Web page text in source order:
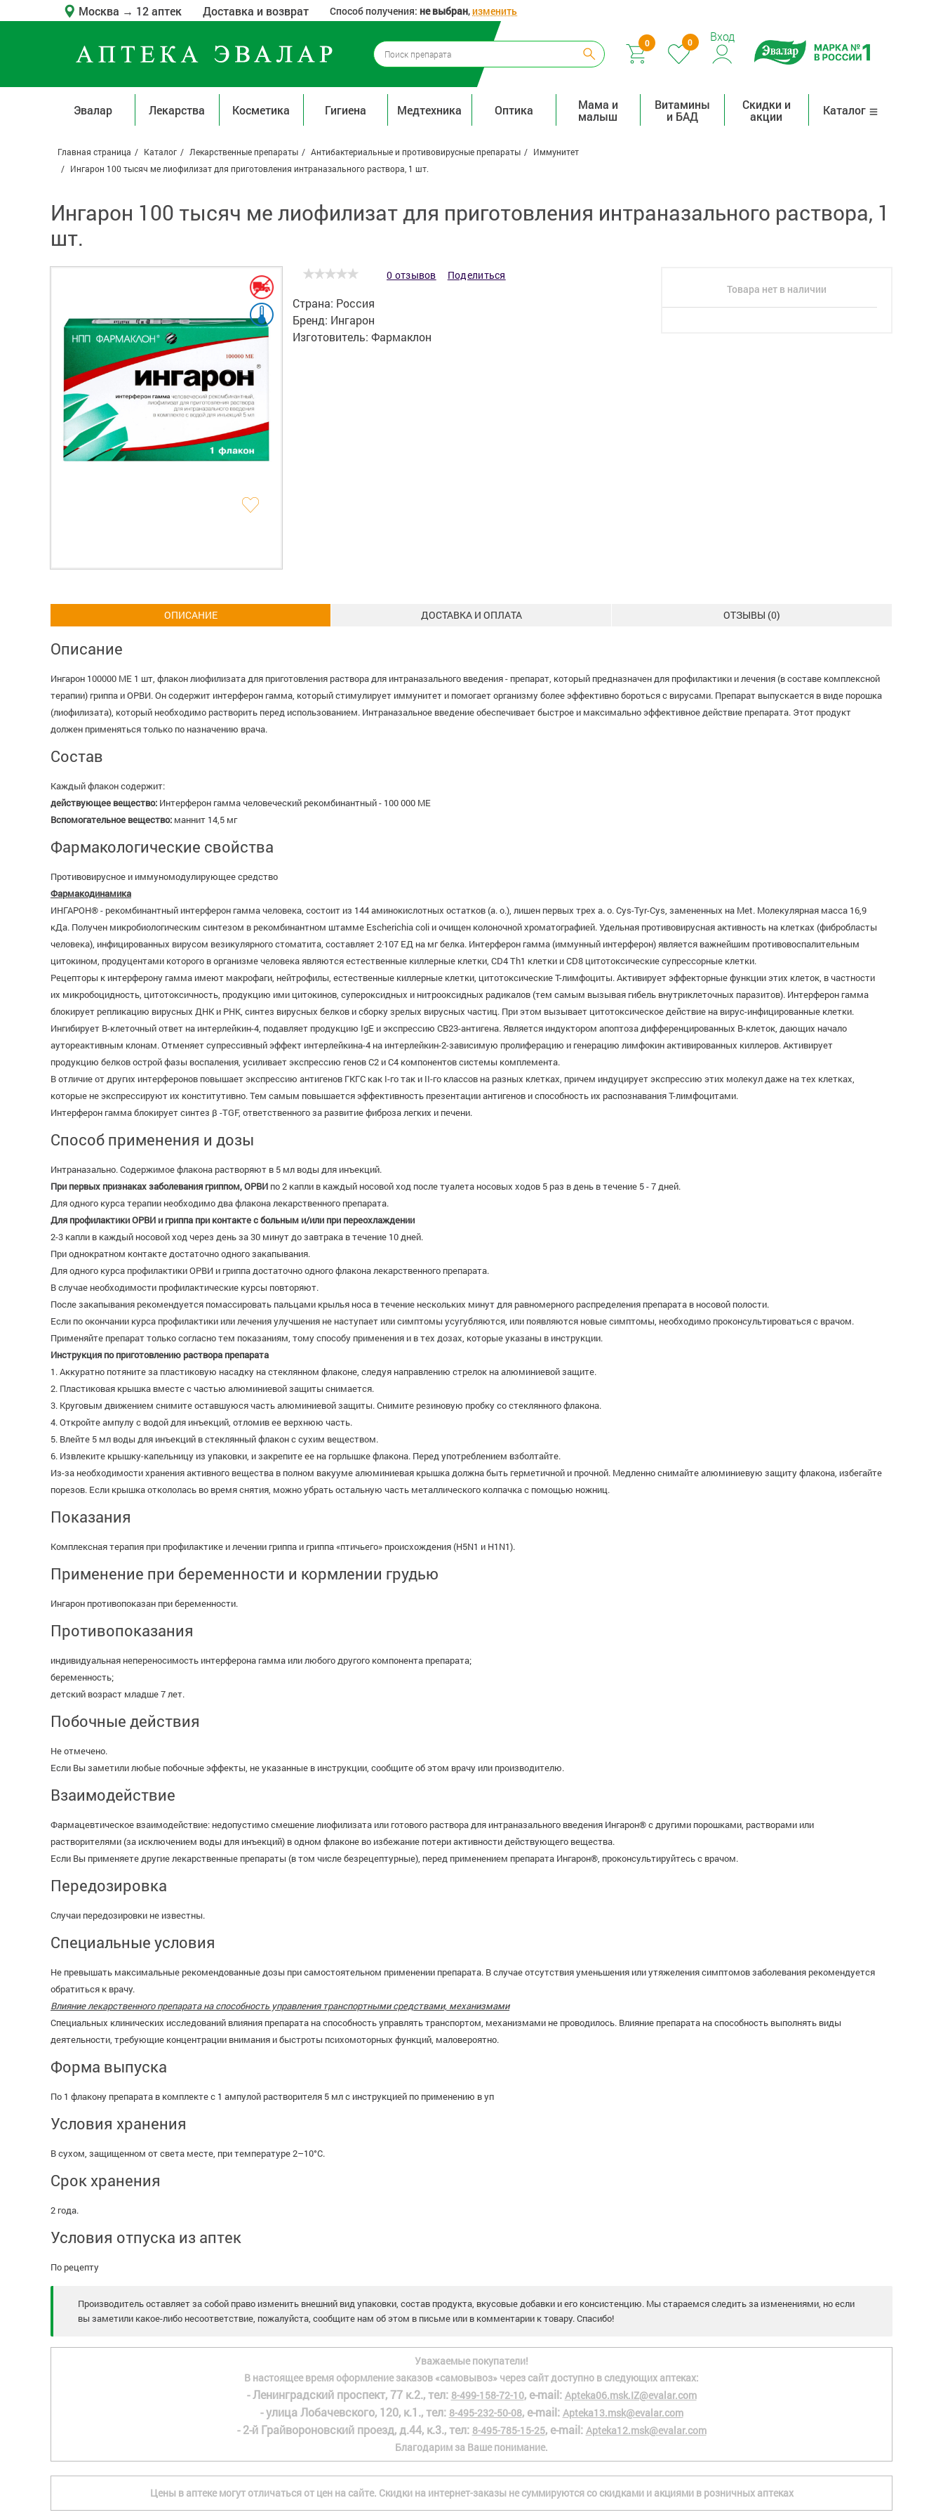
Москва → 12 аптек Доставка и возврат Способ получения: не выбран,изменить
0 0 Вход
Эвалар Лекарства Косметика Гигиена Медтехника Оптика
Мама и
малыш
Витамины
и БАД
Скидки и
акции
Каталог
Главная страница Каталог Лекарственные препараты Антибактериальные и противовирусные препараты
Иммунитет
Ингарон 100 тысяч ме лиофилизат для приготовления интраназального раствора, 1 шт.
Ингарон 100 тысяч ме лиофилизат для приготовления интраназального раствора, 1
шт.
0 отзывов Поделиться
Страна: Россия
Бренд: Ингарон
Изготовитель: Фармаклон
Товара нет в наличии
ОПИСАНИЕ ДОСТАВКА И ОПЛАТА ОТЗЫВЫ (0)
Описание
Ингарон 100000 МЕ 1 шт, флакон лиофилизата для приготовления раствора для интраназального введения - препарат, который предназначен для профилактики и лечения (в составе комплексной
терапии) гриппа и ОРВИ. Он содержит интерферон гамма, который стимулирует иммунитет и помогает организму более эффективно бороться с вирусами. Препарат выпускается в виде порошка
(лиофилизата), который необходимо растворить перед использованием. Интраназальное введение обеспечивает быстрое и максимально эффективное действие препарата. Этот продукт
должен применяться только по назначению врача.
Состав
Каждый флакон содержит:
действующее вещество: Интерферон гамма человеческий рекомбинантный - 100 000 МЕ
Вспомогательное вещество: маннит 14,5 мг
Фармакологические свойства
Противовирусное и иммуномодулирующее средство
Фармакодинамика
ИНГАРОН® - рекомбинантный интерферон гамма человека, состоит из 144 аминокислотных остатков (а. о.), лишен первых трех а. о. Cys-Tyr-Cys, замененных на Met. Молекулярная масса 16,9
кДа. Получен микробиологическим синтезом в рекомбинантном штамме Escherichia coli и очищен колоночной хроматографией. Удельная противовирусная активность на клетках (фибробласты
человека), инфицированных вирусом везикулярного стоматита, составляет 2·107 ЕД на мг белка. Интерферон гамма (иммунный интерферон) является важнейшим противовоспалительным
цитокином, продуцентами которого в организме человека являются естественные киллерные клетки, CD4 Th1 клетки и CD8 цитотоксические супрессорные клетки.
Рецепторы к интерферону гамма имеют макрофаги, нейтрофилы, естественные киллерные клетки, цитотоксические Т-лимфоциты. Активирует эффекторные функции этих клеток, в частности
их микробоцидность, цитотоксичность, продукцию ими цитокинов, супероксидных и нитрооксидных радикалов (тем самым вызывая гибель внутриклеточных паразитов). Интерферон гамма
блокирует репликацию вирусных ДНК и РНК, синтез вирусных белков и сборку зрелых вирусных частиц. При этом вызывает цитотоксическое действие на вирус-инфицированные клетки.
Ингибирует В-клеточный ответ на интерлейкин-4, подавляет продукцию IgE и экспрессию СВ23-антигена. Является индуктором апоптоза дифференцированных В-клеток, дающих начало
аутореактивным клонам. Отменяет супрессивный эффект интерлейкина-4 на интерлейкин-2-зависимую пролиферацию и генерацию лимфокин активированных киллеров. Активирует
продукцию белков острой фазы воспаления, усиливает экспрессию генов C2 и C4 компонентов системы комплемента.
В отличие от других интерферонов повышает экспрессию антигенов ГКГС как I-го так и II-го классов на разных клетках, причем индуцирует экспрессию этих молекул даже на тех клетках,
которые не экспрессируют их конститутивно. Тем самым повышается эффективность презентации антигенов и способность их распознавания Т-лимфоцитами.
Интерферон гамма блокирует синтез β -TGF, ответственного за развитие фиброза легких и печени.
Способ применения и дозы
Интраназально. Содержимое флакона растворяют в 5 мл воды для инъекций.
При первых признаках заболевания гриппом, ОРВИ по 2 капли в каждый носовой ход после туалета носовых ходов 5 раз в день в течение 5 - 7 дней.
Для одного курса терапии необходимо два флакона лекарственного препарата.
Для профилактики ОРВИ и гриппа при контакте с больным и/или при переохлаждении
2-3 капли в каждый носовой ход через день за 30 минут до завтрака в течение 10 дней.
При однократном контакте достаточно одного закапывания.
Для одного курса профилактики ОРВИ и гриппа достаточно одного флакона лекарственного препарата.
В случае необходимости профилактические курсы повторяют.
После закапывания рекомендуется помассировать пальцами крылья носа в течение нескольких минут для равномерного распределения препарата в носовой полости.
Если по окончании курса профилактики или лечения улучшения не наступает или симптомы усугубляются, или появляются новые симптомы, необходимо проконсультироваться с врачом.
Применяйте препарат только согласно тем показаниям, тому способу применения и в тех дозах, которые указаны в инструкции.
Инструкция по приготовлению раствора препарата
1. Аккуратно потяните за пластиковую насадку на стеклянном флаконе, следуя направлению стрелок на алюминиевой защите.
2. Пластиковая крышка вместе с частью алюминиевой защиты снимается.
3. Круговым движением снимите оставшуюся часть алюминиевой защиты. Снимите резиновую пробку со стеклянного флакона.
4. Откройте ампулу с водой для инъекций, отломив ее верхнюю часть.
5. Влейте 5 мл воды для инъекций в стеклянный флакон с сухим веществом.
6. Извлеките крышку-капельницу из упаковки, и закрепите ее на горлышке флакона. Перед употреблением взболтайте.
Из-за необходимости хранения активного вещества в полном вакууме алюминиевая крышка должна быть герметичной и прочной. Медленно снимайте алюминиевую защиту флакона, избегайте
порезов. Если крышка откололась во время снятия, можно убрать остальную часть металлического колпачка с помощью ножниц.
Показания
Комплексная терапия при профилактике и лечении гриппа и гриппа «птичьего» происхождения (H5N1 и H1N1).
Применение при беременности и кормлении грудью
Ингарон противопоказан при беременности.
Противопоказания
индивидуальная непереносимость интерферона гамма или любого другого компонента препарата;
беременность;
детский возраст младше 7 лет.
Побочные действия
Не отмечено.
Если Вы заметили любые побочные эффекты, не указанные в инструкции, сообщите об этом врачу или производителю.
Взаимодействие
Фармацевтическое взаимодействие: недопустимо смешение лиофилизата или готового раствора для интраназального введения Ингарон® с другими порошками, растворами или
растворителями (за исключением воды для инъекций) в одном флаконе во избежание потери активности действующего вещества.
Если Вы применяете другие лекарственные препараты (в том числе безрецептурные), перед применением препарата Ингарон®, проконсультируйтесь с врачом.
Передозировка
Случаи передозировки не известны.
Специальные условия
Не превышать максимальные рекомендованные дозы при самостоятельном применении препарата. В случае отсутствия уменьшения или утяжеления симптомов заболевания рекомендуется
обратиться к врачу.
Влияние лекарственного препарата на способность управления транспортными средствами, механизмами
Специальных клинических исследований влияния препарата на способность управлять транспортом, механизмами не проводилось. Влияние препарата на способность выполнять виды
деятельности, требующие концентрации внимания и быстроты психомоторных функций, маловероятно.
Форма выпуска
По 1 флакону препарата в комплекте с 1 ампулой растворителя 5 мл с инструкцией по применению в уп
Условия хранения
В сухом, защищенном от света месте, при температуре 2–10°C.
Срок хранения
2 года.
Условия отпуска из аптек
По рецепту
Производитель оставляет за собой право изменить внешний вид упаковки, состав продукта, вкусовые добавки и его консистенцию. Мы стараемся следить за изменениями, но если
вы заметили какое-либо несоответствие, пожалуйста, сообщите нам об этом в письме или в комментарии к товару. Спасибо!
Уважаемые покупатели!
В настоящее время оформление заказов «самовывоз» через сайт доступно в следующих аптеках:
- Ленинградский проспект, 77 к.2., тел: 8-499-158-72-10, e-mail: Apteka06.msk.IZ@evalar.com
- улица Лобачевского, 120, к.1., тел: 8-495-232-50-08, e-mail: Apteka13.msk@evalar.com
- 2-й Грайвороновский проезд, д.44, к.3., тел: 8-495-785-15-25, e-mail: Apteka12.msk@evalar.com
Благодарим за Ваше понимание.
Цены в аптеке могут отличаться от цен на сайте. Скидки на интернет-заказы не суммируются со скидками и акциями в розничных аптеках